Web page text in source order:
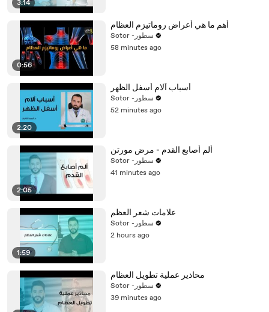
3:14
0:56
أهم ما هي أعراض روماتيزم العظام
Sotor -سطور
58 minutes ago
2:20
أسباب آلام أسفل الظهر
Sotor -سطور
52 minutes ago
2:05
ألم أصابع القدم - مرض مورتن
Sotor -سطور
41 minutes ago
1:59
علامات شعر العظم
Sotor -سطور
2 hours ago
محاذير عملية تطويل العظام
Sotor -سطور
39 minutes ago